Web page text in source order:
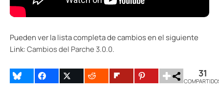
Pueden ver la lista completa de cambios en el siguiente
Link:Cambios del Parche 3.0.0.
31